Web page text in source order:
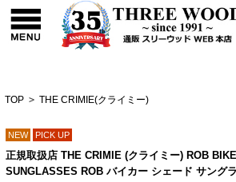
TOP > THE CRIMIE(クライミー)
NEW PICK UP
正規取扱店 THE CRIMIE (クライミー) ROB
SUNGLASSES ROB バイカー シェード サング